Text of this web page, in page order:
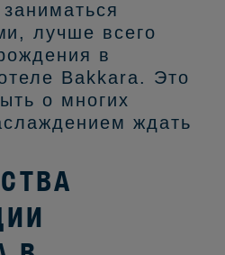
лучше всего
в
Bakkara. Это
о многих
ждать